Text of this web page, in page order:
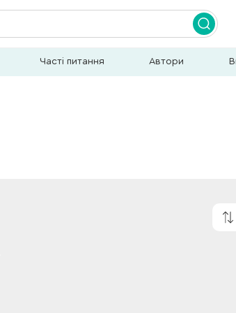
Часті питання Автори